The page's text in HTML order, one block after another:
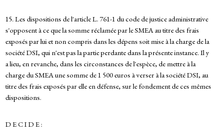
15. Les dispositions de l'article L. 761-1 du code de justice administrative
s'opposent à ce que la somme réclamée par le SMEA au titre des frais
exposés par lui et non compris dans les dépens soit mise à la charge de la
société DSI, qui n'est pas la partie perdante dans la présente instance. Il y
a lieu, en revanche, dans les circonstances de l'espèce, de mettre à la
charge du SMEA une somme de 1 500 euros à verser à la société DSI, au
titre des frais exposés par elle en défense, sur le fondement de ces mêmes
dispositions.
D E C I D E :